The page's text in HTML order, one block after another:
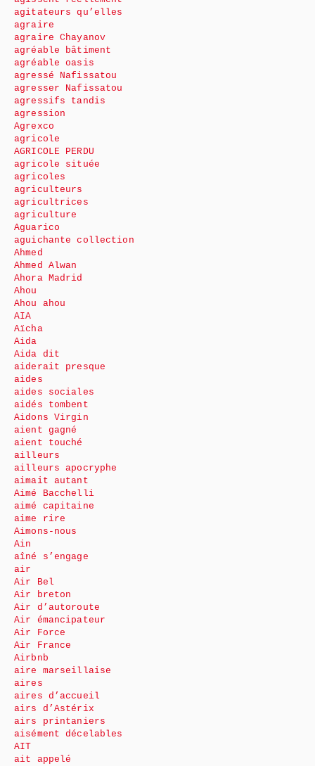
agitateurs qu’elles
agraire
agraire Chayanov
agréable bâtiment
agréable oasis
agressé Nafissatou
agresser Nafissatou
agressifs tandis
agression
Agrexco
agricole
AGRICOLE PERDU
agricole située
agricoles
agriculteurs
agricultrices
agriculture
Aguarico
aguichante collection
Ahmed
Ahmed Alwan
Ahora Madrid
Ahou
Ahou ahou
AIA
Aïcha
Aida
Aida dit
aiderait presque
aides
aides sociales
aidés tombent
Aidons Virgin
aient gagné
aient touché
ailleurs
ailleurs apocryphe
aimait autant
Aimé Bacchelli
aimé capitaine
aime rire
Aimons-nous
Ain
aîné s’engage
air
Air Bel
Air breton
Air d’autoroute
Air émancipateur
Air Force
Air France
Airbnb
aire marseillaise
aires
aires d’accueil
airs d’Astérix
airs printaniers
aisément décelables
AIT
ait appelé